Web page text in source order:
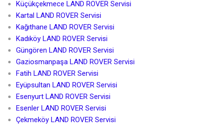
Küçükçekmece LAND ROVER Servisi
Kartal LAND ROVER Servisi
Kağıthane LAND ROVER Servisi
Kadıköy LAND ROVER Servisi
Güngören LAND ROVER Servisi
Gaziosmanpaşa LAND ROVER Servisi
Fatih LAND ROVER Servisi
Eyüpsultan LAND ROVER Servisi
Esenyurt LAND ROVER Servisi
Esenler LAND ROVER Servisi
Çekmeköy LAND ROVER Servisi